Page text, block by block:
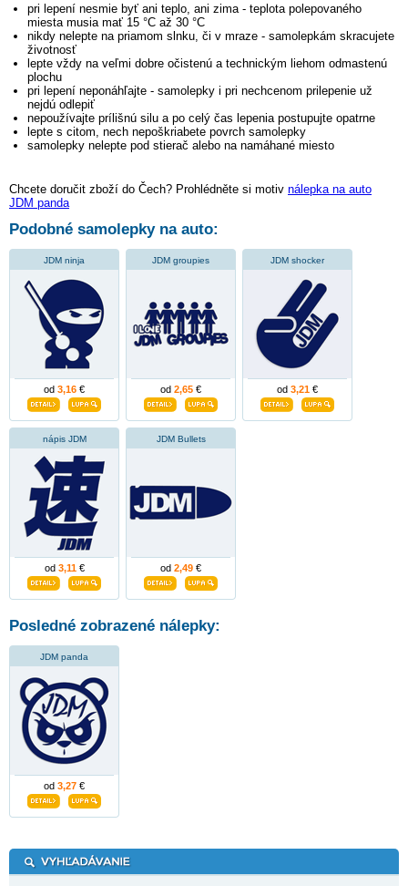
pri lepení nesmie byť ani teplo, ani zima - teplota polepovaného
miesta musia mať 15 °C až 30 °C
nikdy nelepte na priamom slnku, či v mraze - samolepkám skracujete
životnosť
lepte vždy na veľmi dobre očistenú a technickým liehom odmastenú
plochu
pri lepení neponáhľajte - samolepky i pri nechcenom prilepenie už
nejdú odlepiť
nepoužívajte prílišnú silu a po celý čas lepenia postupujte opatrne
lepte s citom, nech nepoškriabete povrch samolepky
samolepky nelepte pod stierač alebo na namáhané miesto
Chcete doručit zboží do Čech? Prohlédněte si motiv nálepka na auto
JDM panda
Podobné samolepky na auto:
JDM ninja
od 3,16 €
JDM groupies
od 2,65 €
JDM shocker
od 3,21 €
nápis JDM
od 3,11€
JDM Bullets
od 2,49 €
Posledné zobrazené nálepky:
JDM panda
od 3,27 €